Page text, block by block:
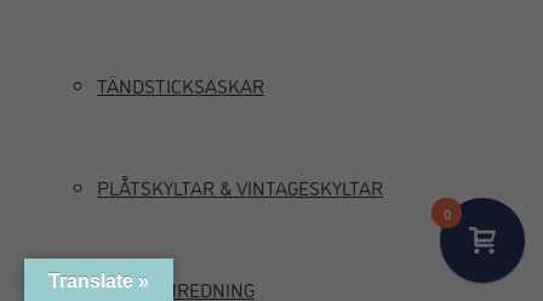
TÄNDSTICKSASKAR
PLÅTSKYLTAR & VINTAGESKYLTAR
MARIN INREDNING
0
Translate »